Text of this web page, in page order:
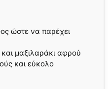
ώστε να παρέχει
μαξιλαράκι αφρού
και εύκολο